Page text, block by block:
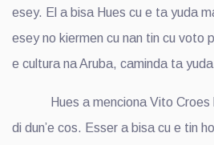
esey. El a bisa Hues cu e ta yuda
esey no kiermen cu nan tin cu voto
e cultura na Aruba, caminda ta
Hues a menciona Vito Croes
di dun’e cos. Esser a bisa cu e tin